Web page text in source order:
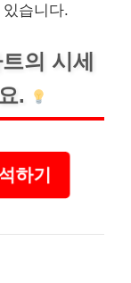
습니다.
의 시세
.
하기